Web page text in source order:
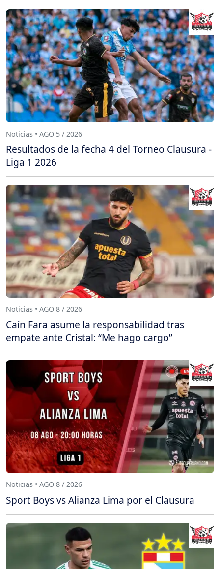
Noticias • AGO 5 / 2026
Resultados de la fecha 4 del Torneo Clausura -
Liga 1 2026
Noticias • AGO 8 / 2026
Caín Fara asume la responsabilidad tras
empate ante Cristal: “Me hago cargo”
Noticias • AGO 8 / 2026
Sport Boys vs Alianza Lima por el Clausura